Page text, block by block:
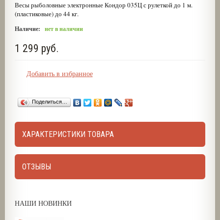
Весы рыболовные электронные Кондор 035Ц с рулеткой до 1 м.
(пластиковые) до 44 кг.
Наличие: нет в наличии
1 299 руб.
Добавить в избранное
Поделиться…
ХАРАКТЕРИСТИКИ ТОВАРА
ОТЗЫВЫ
НАШИ НОВИНКИ